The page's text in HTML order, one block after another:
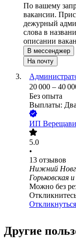
По вашему
вакансии.
дежурный
слова в
описании
В мессенджер
На почту
20 000 – 40
Без опыта
Выплаты: Два
ИП
5.0
•
13 отзывов
Нижний
Горьковская
Можно без
Откликнуться
Другие